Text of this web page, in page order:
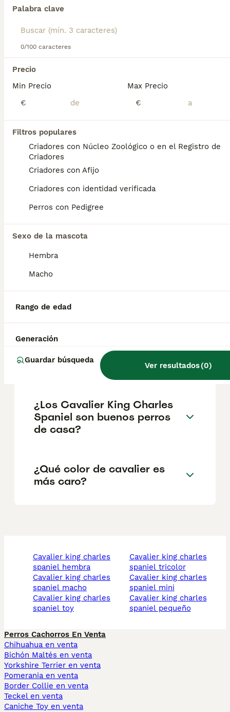
Palabra clave
0/100 caracteres
Precio
Min Precio
€
Max Precio
€
Filtros populares
Criadores con Núcleo Zoológico o en el Registro de
Criadores
Criadores con Afijo
Criadores con identidad verificada
Perros con Pedigree
Sexo de la mascota
Hembra
Macho
Rango de edad
Generación
Guardar búsqueda
Ver resultados(0)
chata.
Lee nuestra página de consejos de compra de Cavalier
King Charles Spaniel
para obtener información sobre esta
raza de perro.
Encontramos 0 Cavalier King Charles Spaniel
Cachorros en venta en Cádiz.
Guardar búsqueda
Preguntas frecuentes
¿Cuánto cuesta un cachorro
de Cavalier King Charles
Spaniel?
El coste medio de un cachorro de Cavalier
aproximadamente 836€, aunque los precios
pedigrí, la reputación del criador y la
¿Qué contras tiene la raza
cavalier King Charles?
¿Son difíciles los cachorros
cavalier?
¿Los Cavalier King Charles
Spaniel son buenos perros
de casa?
¿Qué color de cavalier es
más caro?
cavalier king charles
spaniel hembra
cavalier king charles
spaniel macho
cavalier king charles
spaniel toy
cavalier king charles
spaniel tricolor
cavalier king charles
spaniel mini
cavalier king charles
spaniel pequeño
Perros Cachorros En Venta
Chihuahua en venta
Bichón Maltés en venta
Yorkshire Terrier en venta
Pomerania en venta
Border Collie en venta
Teckel en venta
Caniche Toy en venta